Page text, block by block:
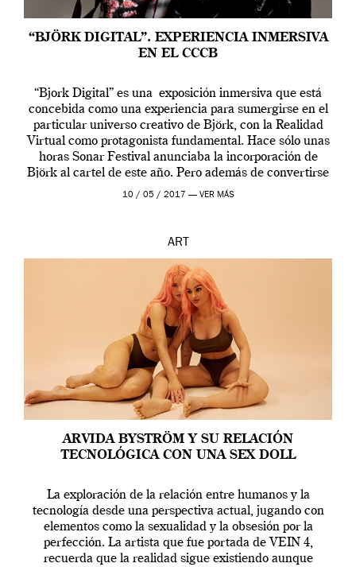
“BJÖRK DIGITAL”. EXPERIENCIA INMERSIVA
EN EL CCCB
“Bjork Digital” es una exposición inmersiva que está
concebida como una experiencia para sumergirse en el
particular universo creativo de Björk, con la Realidad
Virtual como protagonista fundamental. Hace sólo unas
horas Sonar Festival anunciaba la incorporación de
Björk al cartel de este año. Pero además de convertirse
en una de las actuaciones más relevantes […]
10 / 05 / 2017 — VER MÁS
ART
ARVIDA BYSTRÖM Y SU RELACIÓN
TECNOLÓGICA CON UNA SEX DOLL
La exploración de la relación entre humanos y la
tecnología desde una perspectiva actual, jugando con
elementos como la sexualidad y la obsesión por la
perfección. La artista que fue portada de VEIN 4,
recuerda que la realidad sigue existiendo aunque